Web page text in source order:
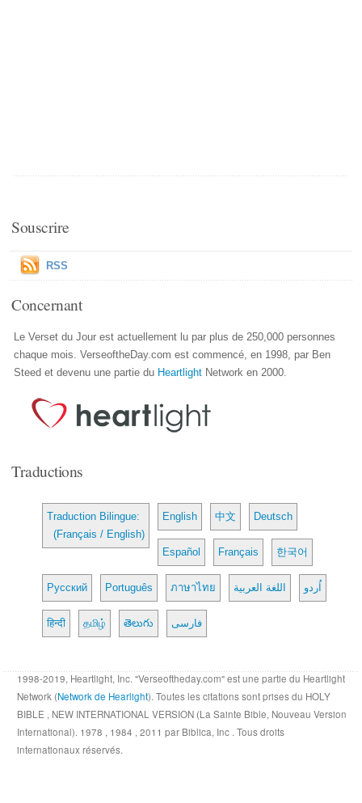
Souscrire
RSS
Concernant
Le Verset du Jour est actuellement lu par plus de 250,000 personnes
chaque mois. VerseoftheDay.com est commencé, en 1998, par Ben
Steed et devenu une partie du Heartlight Network en 2000.
Traductions
Traduction Bilingue:
(Français / English)
English 中文 Deutsch
Español Français 한국어
Русский Português ภาษาไทย اللغة العربية اُردو
हिन्दी தமிழ் తెలుగు فارسی
1998-2019, Heartlight, Inc. "Verseoftheday.com" est une partie du Heartlight
Network (Network de Hearlight). Toutes les citations sont prises du HOLY
BIBLE , NEW INTERNATIONAL VERSION (La Sainte Bible, Nouveau Version
International). 1978 , 1984 , 2011 par Biblica, Inc . Tous droits
internationaux réservés.